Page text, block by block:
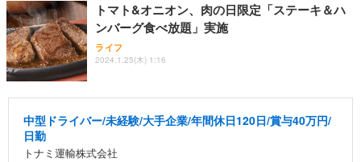
トマト&オニオン、肉の日限定「ステーキ＆ハ
ンバーグ食べ放題」実施
ライフ
2024.1.25(木) 1:16
中型ドライバー/未経験/大手企業/年間休日120日/賞与40万円/
日勤
トナミ運輸株式会社